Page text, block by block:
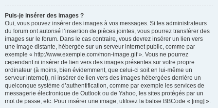
Puis-je insérer des images ?
Oui, vous pouvez insérer des images à vos messages. Si les administrateurs
du forum ont autorisé l’insertion de pièces jointes, vous pourrez transférer des
images sur le forum. Dans le cas contraire, vous devrez insérer un lien vers
une image distante, hébergée sur un serveur internet public, comme par
exemple « http://www.exemple.com/mon-image.gif ». Vous ne pourrez
cependant ni insérer de lien vers des images présentes sur votre propre
ordinateur (à moins, bien évidemment, que celui-ci soit en lui-même un
serveur internet), ni insérer de lien vers des images hébergées derrière un
quelconque système d’authentification, comme par exemple les services de
messagerie électronique de Outlook ou de Yahoo, les sites protégés par un
mot de passe, etc. Pour insérer une image, utilisez la balise BBCode « [img] ».